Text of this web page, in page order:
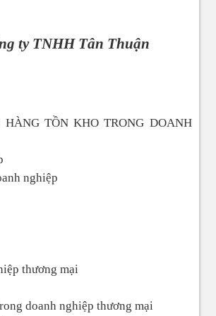
ty TNHH Tân Thuận
TỒN KHO TRONG DOANH
nghiệp
thương mại
doanh nghiệp thương mại